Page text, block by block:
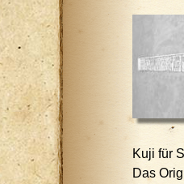
Kuji für
Das